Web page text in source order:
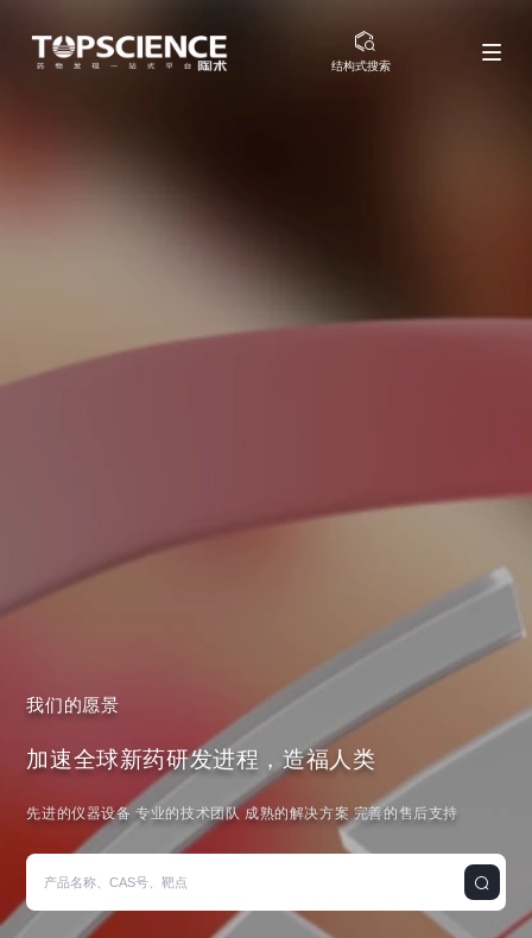
结构式搜索
我们的愿景
加速全球新药研发进程，造福人类
先进的仪器设备 专业的技术团队 成熟的解决方案 完善的售后支持